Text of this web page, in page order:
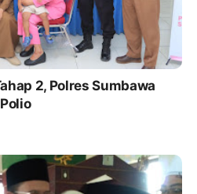
2, Polres Sumbawa